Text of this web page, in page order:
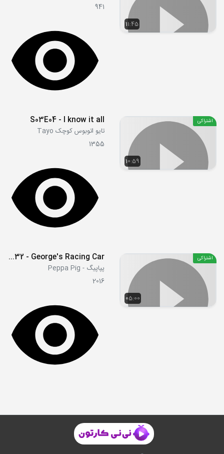
11:45
941
10:59
اشتراکی S03E04 - I know it all
تایو اتوبوس کوچک Tayo
1355
05:00
اشتراکی S04E32 - George's Racing Car
پپاپیگ - Peppa Pig
2016